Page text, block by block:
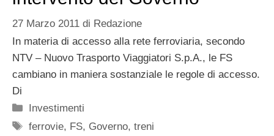
27 Marzo 2011 di Redazione
In materia di accesso alla rete ferroviaria, secondo
NTV – Nuovo Trasporto Viaggiatori S.p.A., le FS
cambiano in maniera sostanziale le regole di accesso.
Di
Categorie
Investimenti
Tag
ferrovie, FS, Governo,treni